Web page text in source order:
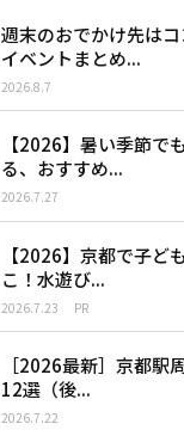
週末のおでかけ先は
イベントまとめ...
2026.8.7
【2026】暑い季節で
る、おすすめ...
2026.7.27
【2026】京都で子ど
こ！水遊び...
2026.7.23 PR
［2026最新］京都駅
12選（後...
2026.7.22